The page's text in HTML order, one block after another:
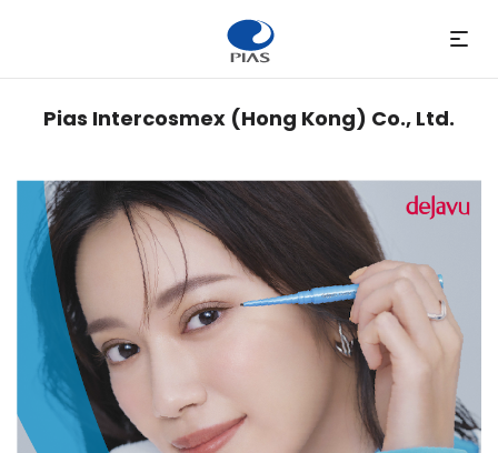
Pias Intercosmex (Hong Kong) Co., Ltd.